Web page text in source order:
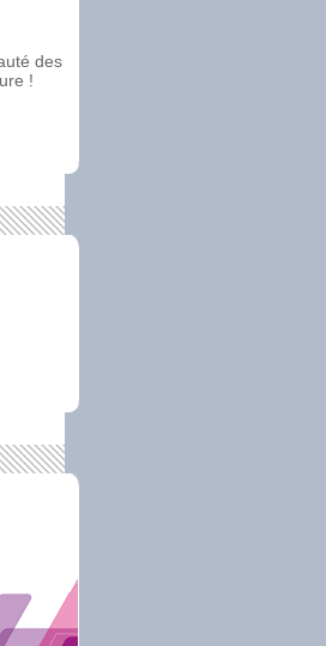
des
!